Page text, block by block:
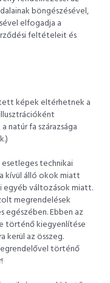
böngészésével,
elfogadja a
feltételeit és
képek eltérhetnek a
natúr fa szárazsága
technikai
kívül álló okok miatt
változások miatt.
megrendelések
egészében. Ebben az
történő kiegyenlítése
kerül az összeg.
történő